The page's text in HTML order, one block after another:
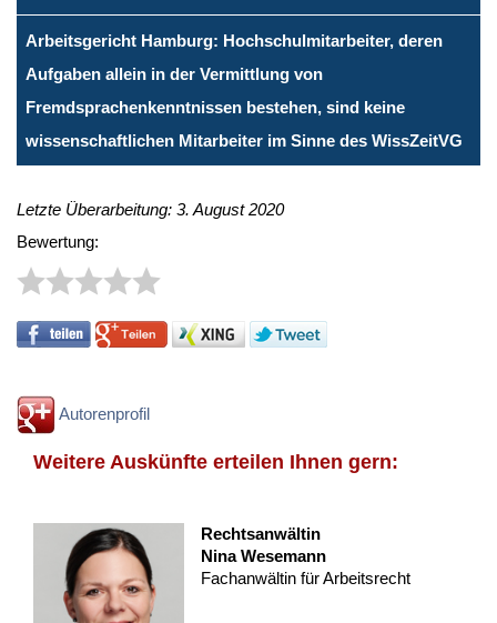
Arbeitsgericht Hamburg: Hochschulmitarbeiter, deren
Aufgaben allein in der Vermittlung von
Fremdsprachenkenntnissen bestehen, sind keine
wissenschaftlichen Mitarbeiter im Sinne des WissZeitVG
Letzte Überarbeitung: 3. August 2020
Bewertung:
Autorenprofil
Weitere Auskünfte erteilen Ihnen gern:
Rechtsanwältin
Nina Wesemann
Fachanwältin für Arbeitsrecht